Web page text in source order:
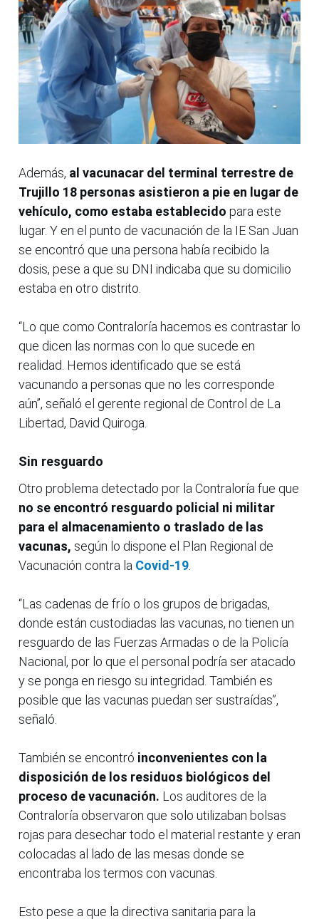
Además, al vacunacar del terminal terrestre de
Trujillo 18 personas asistieron a pie en lugar de
vehículo, como estaba establecido para este
lugar. Y en el punto de vacunación de la IE San Juan
se encontró que una persona había recibido la
dosis, pese a que su DNI indicaba que su domicilio
estaba en otro distrito.
“Lo que como Contraloría hacemos es contrastar lo
que dicen las normas con lo que sucede en
realidad. Hemos identificado que se está
vacunando a personas que no les corresponde
aún”, señaló el gerente regional de Control de La
Libertad, David Quiroga.
Sin resguardo
Otro problema detectado por la Contraloría fue que
no se encontró resguardo policial ni militar
para el almacenamiento o traslado de las
vacunas, según lo dispone el Plan Regional de
Vacunación contra la Covid-19
“Las cadenas de frío o los grupos de brigadas,
donde están custodiadas las vacunas, no tienen un
resguardo de las Fuerzas Armadas o de la Policía
Nacional, por lo que el personal podría ser atacado
y se ponga en riesgo su integridad. También es
posible que las vacunas puedan ser sustraídas”,
señaló.
También se encontró inconvenientes con la
disposición de los residuos biológicos del
proceso de vacunación. Los auditores de la
Contraloría observaron que solo utilizaban bolsas
rojas para desechar todo el material restante y eran
colocadas al lado de las mesas donde se
encontraba los termos con vacunas.
Esto pese a que la directiva sanitaria para la